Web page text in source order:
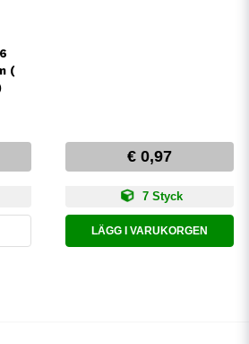
(
€ 0,97
7 Styck
LÄGG I VARUKORGEN